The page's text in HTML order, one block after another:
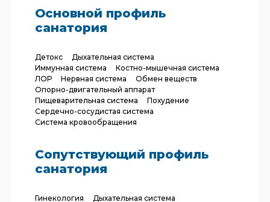
Основной профиль
санатория
Детокс
Дыхательная система
Иммунная система
Костно-мышечная система
ЛОР
Нервная система
Обмен веществ
Опорно-двигательный аппарат
Пищеварительная система
Похудение
Сердечно-сосудистая система
Система кровообращения
Сопутствующий профиль
санатория
Гинекология
Дыхательная система